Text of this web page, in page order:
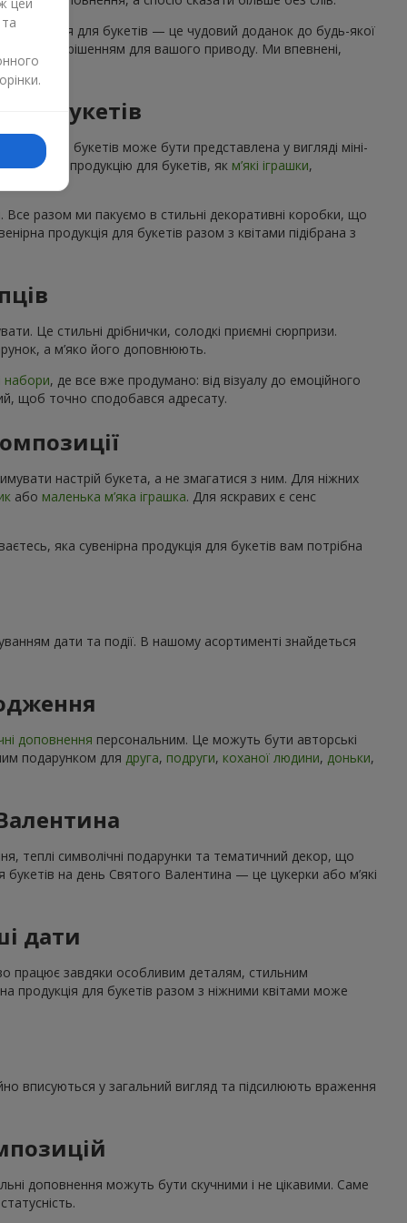
продукція для букетів — це чудовий доданок до будь-якої
рішенням для вашого приводу. Ми впевнені,
до букетів
для букетів може бути представлена у вигляді міні-
cувенірну продукцію для букетів, як м’які іграшки,
разом ми пакуємо в стильні декоративні коробки, що
продукція для букетів разом з квітами підібрана з
Це стильні дрібнички, солодкі приємні сюрпризи.
а м’яко його доповнюють.
набори, де все вже продумано: від візуалу до емоційного
щоб точно сподобався адресату.
настрій букета, а не змагатися з ним. Для ніжних
або маленька м’яка іграшка. Для яскравих є сенс
яка сувенірна продукція для букетів вам потрібна
дати та події. В нашому асортименті знайдеться
доповнення персональним. Це можуть бути авторські
подарунком для друга, подруги, коханої людини, доньки,
теплі символічні подарунки та тематичний декор, що
букетів на день Святого Валентина — це цукерки або м’які
дати
працює завдяки особливим деталям, стильним
продукція для букетів разом з ніжними квітами може
вписуються у загальний вигляд та підсилюють враження
доповнення можуть бути скучними і не цікавими. Саме